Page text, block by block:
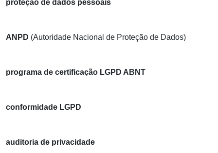
proteção de dados pessoais
ANPD (Autoridade Nacional de Proteção de Dados)
programa de certificação LGPD ABNT
conformidade LGPD
auditoria de privacidade